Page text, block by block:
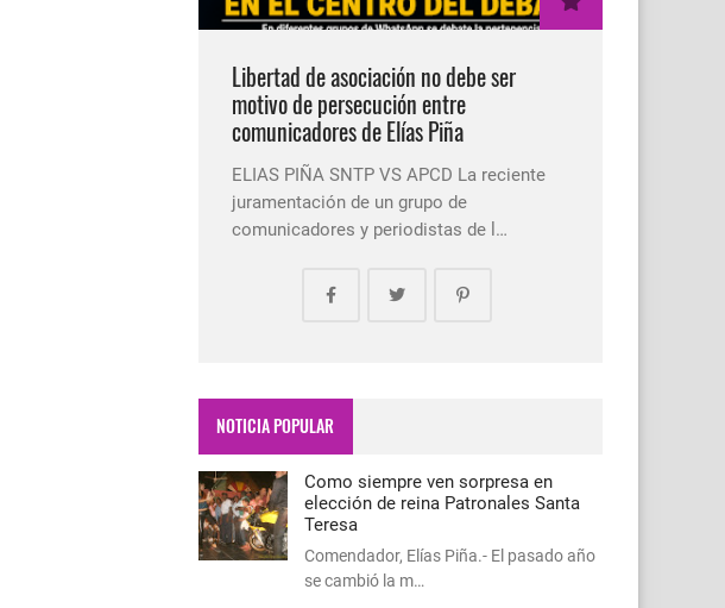
Libertad de asociación no debe ser
motivo de persecución entre
comunicadores de Elías Piña
ELIAS PIÑA SNTP VS APCD La reciente
juramentación de un grupo de
comunicadores y periodistas de l…
NOTICIA POPULAR
Como siempre ven sorpresa en
elección de reina Patronales Santa
Teresa
Comendador, Elías Piña.- El pasado año
se cambió la m…